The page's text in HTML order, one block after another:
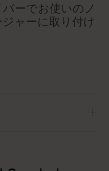
ーでお使いのノ
ャーに取り付け